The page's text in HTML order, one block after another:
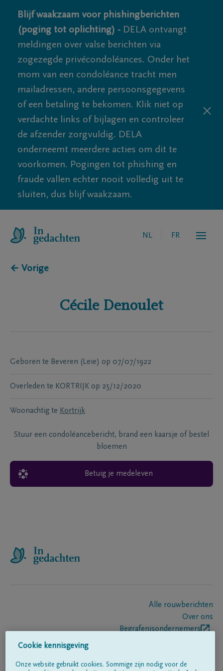
Blijf waakzaam voor phishingberichten
(poging tot oplichting) - DELA ontvangt
meldingen over valse berichten via
zogezegde privécondoléances. Onder het
mom van een condoléance tracht men
mailadressen, andere persoonsgegevens
of een betaling te bekomen. Klik niet op
verdachte links of bijlagen en controleer
de afzender zorgvuldig. DELA
onderneemt meerdere acties om dit te
voorkomen. Pogingen tot phishing en
fraude vallen echter nooit volledig uit te
sluiten, dus blijf waakzaam.
NL FR
← Vorige
Cécile Denoulet
Geboren te Beveren (Leie) op 07/07/1922
Overleden te KORTRIJK op 25/12/2020
Woonachtig te Kortrijk
Stuur een condoléancebericht, brand een kaarsje of bestel
bloemen
Betuig je medeleven
Alle rouwberichten
Over ons
Begrafenisondernemers
Cookie kennisgeving
Onze website gebruikt cookies. Sommige zijn nodig voor de